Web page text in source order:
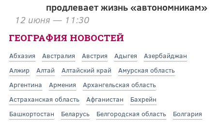
продлевает жизнь «автономникам»
12 июня — 11:30
ГЕОГРАФИЯ НОВОСТЕЙ
Абхазия Австралия Австрия Адыгея
Азербайджан
Алжир
Алтай Алтайский край
Амурская область
Аргентина
Армения
Архангельская область
Астраханская область
Афганистан
Бахрейн
Башкортостан
Беларусь Белгородская область
Болгария